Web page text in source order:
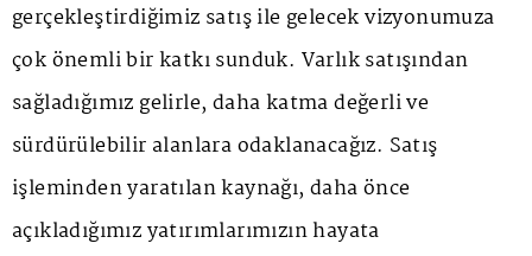
gerçekleştirdiğimiz satış ile gelecek vizyonumuza
çok önemli bir katkı sunduk. Varlık satışından
sağladığımız gelirle, daha katma değerli ve
sürdürülebilir alanlara odaklanacağız. Satış
işleminden yaratılan kaynağı, daha önce
açıkladığımız yatırımlarımızın hayata